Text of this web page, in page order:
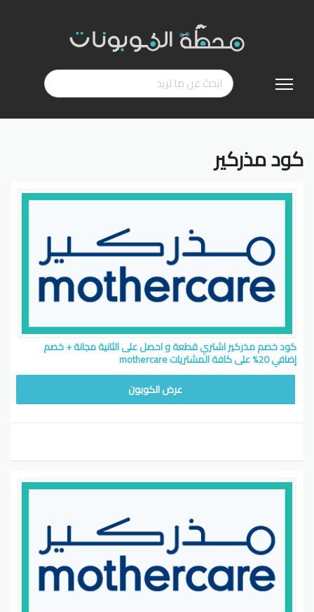
إلى
كود مذركير
كود خصم مذركير اشتري قطعة و احصل على الثانية مجانة + خصم
إضافي 20% على كافة المشتريات mothercare
عرض الكوبون